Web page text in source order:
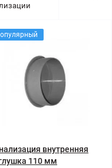
внутренняя
110 мм